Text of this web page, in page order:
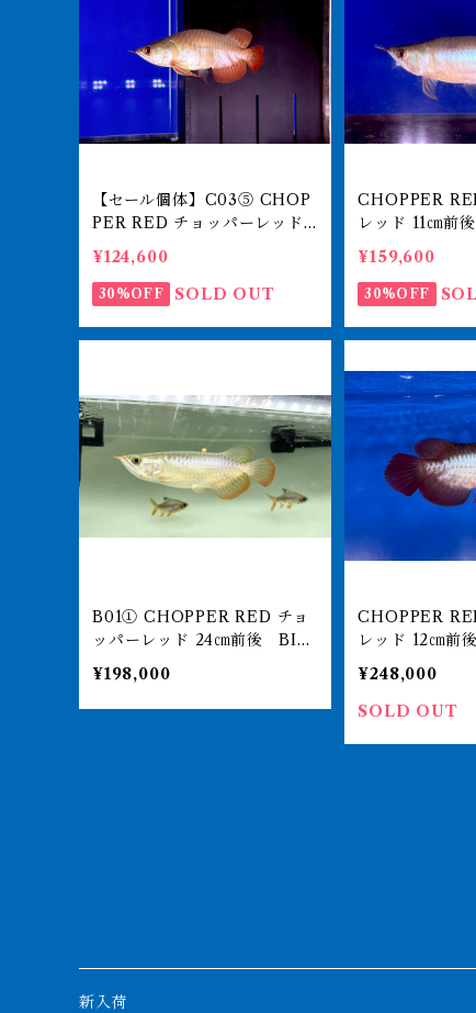
【セール個体】C03⑤ CHOP
PER RED チョッパーレッド 1
1㎝前後 BILLY-KENオリジ
ナル アジアアロワナ 紅龍シ
ョート 250-009774
¥124,600
30%OFF SOLD OUT
CHOPPER
レッド 11㎝前後 BILLY-KE
Nオリジナル
ナ 紅龍ショ
75
¥159,600
30%OFF
B01① CHOPPER RED チョ
ッパーレッド 24㎝前後 BILL
Y-KENオリジナル アジアアロ
ワナ 紅龍ショート 250-00
7144
¥198,000
CHOPPER
レッド 12㎝前後 BILLY-KE
Nオリジナル ア
ナ 紅龍ショ
39
¥248,000
SOLD OUT
新入荷